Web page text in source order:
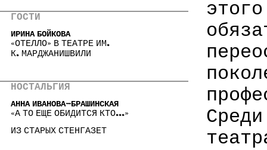
ГОСТИ
ИРИНА БОЙКОВА
«ОТЕЛЛО» В ТЕАТРЕ ИМ.
К. МАРДЖАНИШВИЛИ
НОСТАЛЬГИЯ
АННА ИВАНОВА-БРАШИНСКАЯ
«А ТО ЕЩЕ ОБИДИТСЯ КТО...»
ИЗ СТАРЫХ СТЕНГАЗЕТ